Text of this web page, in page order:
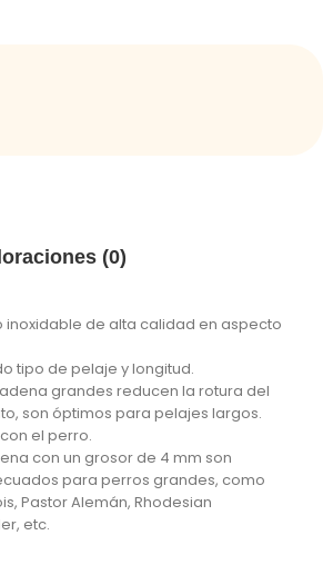
(0)
inoxidable de alta calidad en aspecto
tipo de pelaje y longitud.
grandes reducen la rotura del
son óptimos para pelajes largos.
el perro.
con un grosor de 4 mm son
para perros grandes, como
Pastor Alemán, Rhodesian
etc.